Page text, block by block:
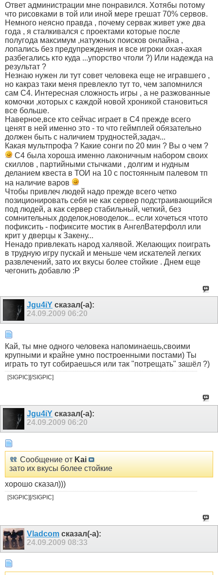
Ответ администрации мне понравился. Хотябы потому
что рисовками в той или иной мере грешат 70% сервов.
Немного неясно правда , почему сервак живет уже два
года , я сталкивался с проектами которые после
полугода максимум ,натужных поисков онлайна ,
лопались без предупреждения и все игроки охая-ахая
разбегались кто куда ...упорство чтоли ?) Или надежда на
результат ?
Незнаю нужен ли тут совет человека еще не игравшего ,
но какраз таки меня превлекло тут то, чем запомнился
сам С4. Интересная сложность игры , а не разжованные
комочки ,которых с каждой новой хроникой становиться
все больше.
Наверное,все кто сейчас играет в С4 прежде всего
ценят в ней именно это - то что геймплей обязательно
должен быть с наличием трудностей,задач...
Какая мультпрофа ? Какие сонги по 20 мин ? Вы о чем ?
С4 была хороша именно лаконичным набором своих
скиллов , партийными стычками , долгим и нудным
деланием квеста в ТОИ на 10 с постоянным палевом тп
на наличие варов
Чтобы привлеч людей надо прежде всего четко
позиционировать себя не как сервер подстраивающийся
под людей, а как сервер стабильный, четкий, без
сомнительных доделок,новоделок... если хочеться чтото
пофиксить - пофиксите мостик в АнгелВатерфолл или
крит у дверцы к Закену...
Ненадо привлекать народ халявой. Желающих поиграть
в трудную игру пускай и меньше чем искателей легких
развлечений, зато их вкусы более стойкие . Днем еще
чегонить добавлю :P
Jgu4iY сказал(-а):
24.09.2009 06:20
Кай, ты мне одного человека напоминаешь,своими
крупными и крайне умно построенными постами) Ты
играть то тут собираешься или так "потрещать" зашёл ?)
[SIGPIC][/SIGPIC]
Jgu4iY сказал(-а):
24.09.2009 06:20
Сообщение от Kai
зато их вкусы более стойкие
хорошо сказал)))
[SIGPIC][/SIGPIC]
Vladcom сказал(-а):
24.09.2009 08:33